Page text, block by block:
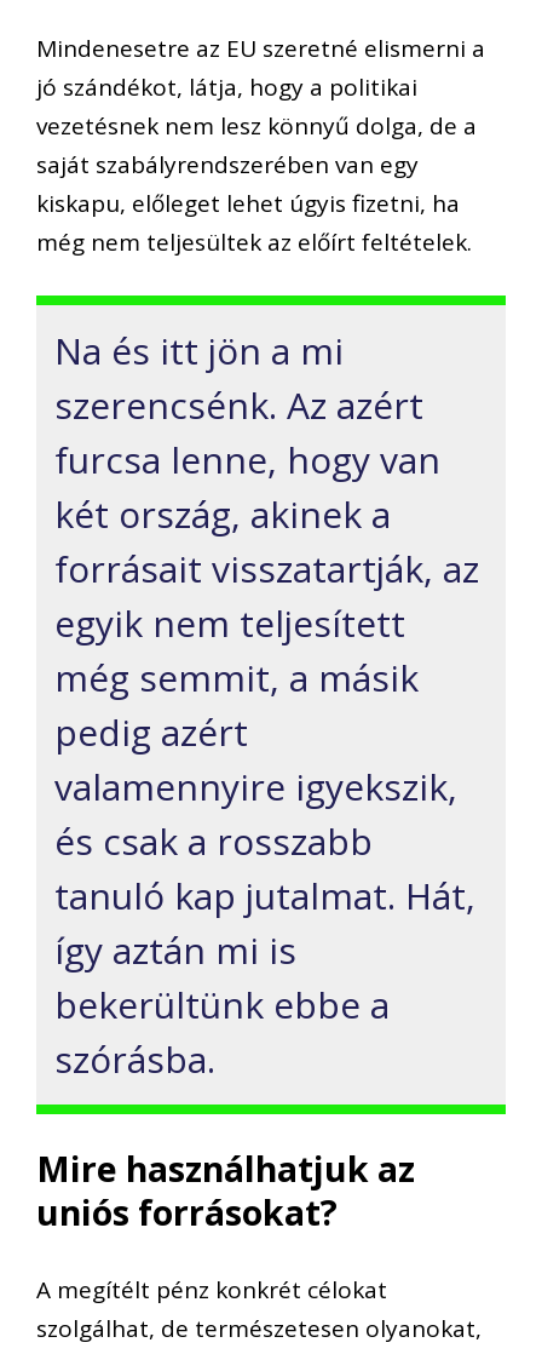
Mindenesetre az EU szeretné elismerni a
jó szándékot, látja, hogy a politikai
vezetésnek nem lesz könnyű dolga, de a
saját szabályrendszerében van egy
kiskapu, előleget lehet úgyis fizetni, ha
még nem teljesültek az előírt feltételek.
Na és itt jön a mi
szerencsénk. Az azért
furcsa lenne, hogy van
két ország, akinek a
forrásait visszatartják, az
egyik nem teljesített
még semmit, a másik
pedig azért
valamennyire igyekszik,
és csak a rosszabb
tanuló kap jutalmat. Hát,
így aztán mi is
bekerültünk ebbe a
szórásba.
Mire használhatjuk az
uniós forrásokat?
A megítélt pénz konkrét célokat
szolgálhat, de természetesen olyanokat,